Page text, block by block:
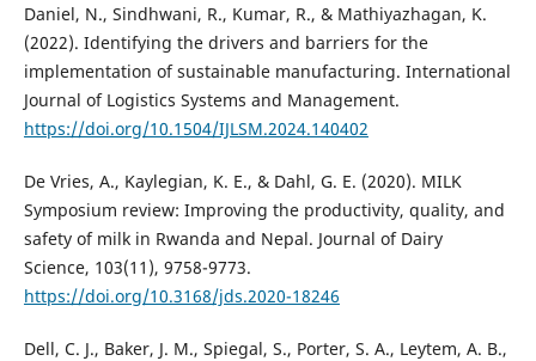
Daniel, N., Sindhwani, R., Kumar, R., & Mathiyazhagan, K.
(2022). Identifying the drivers and barriers for the
implementation of sustainable manufacturing. International
Journal of Logistics Systems and Management.
https://doi.org/10.1504/IJLSM.2024.140402
De Vries, A., Kaylegian, K. E., & Dahl, G. E. (2020). MILK
Symposium review: Improving the productivity, quality, and
safety of milk in Rwanda and Nepal. Journal of Dairy
Science, 103(11), 9758-9773.
https://doi.org/10.3168/jds.2020-18246
Dell, C. J., Baker, J. M., Spiegal, S., Porter, S. A., Leytem, A. B.,